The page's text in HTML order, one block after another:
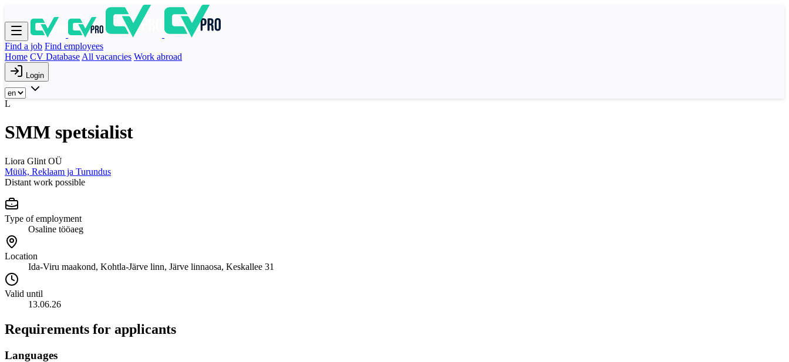
Find a job Find employees
Home CV Database All vacancies Work abroad
Login
L
SMM spetsialist
Liora Glint OÜ
Müük, Reklaam ja Turundus
Distant work possible
Type of employment
Osaline tööaeg
Location
Ida-Viru maakond, Kohtla-Järve linn, Järve linnaosa, Keskallee 31
Valid until
13.06.26
Requirements for applicants
Languages